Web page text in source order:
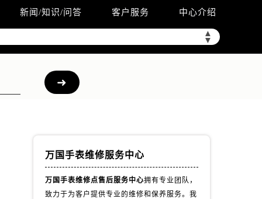
新闻/知识/问答 客户服务 中心介绍
▲
▼
万国手表维修服务中心
万国手表维修点售后服务中心拥有专业团队，
致力于为客户提供专业的维修和保养服务。我